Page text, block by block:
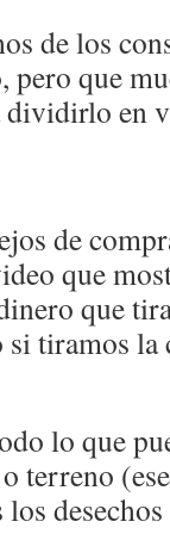
de los
que
en
de
que
que
tiramos la
lo que
terreno